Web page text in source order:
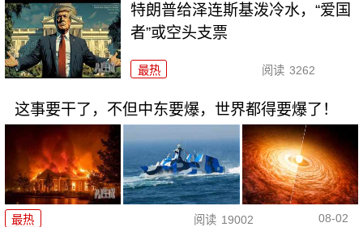
特朗普给泽连斯基泼冷水，“爱国
者”或空头支票
最热 阅读 3262
这事要干了，不但中东要爆，世界都得要爆了！
最热 阅读 19002 08-02